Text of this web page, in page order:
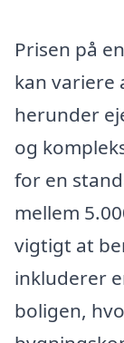
Prisen på
kan
herunder
og
for en
mellem
vigtigt at
inkluderer
boligen,